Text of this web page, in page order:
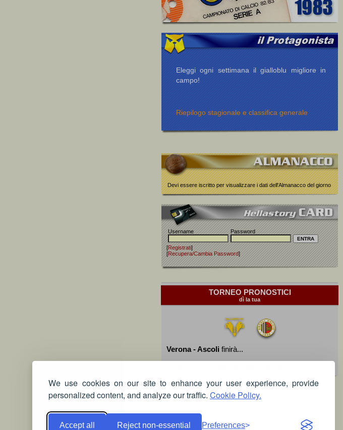
We use cookies on our site to enhance your user experience, provide
personalized content, and analyze our traffic. Cookie Policy.
Accept all Reject non-essential Preferences
Eleggi ogni settimana il gialloblu migliore in
campo!
Riepilogo stagionale e classifica generale
Devi essere iscritto per visualizzare i dati dell'Almanacco del giorno
Username Password
[Registrati]
[Recupera/Cambia Password]
TORNEO PRONOSTICI
dì la tua
Verona - Ascoli finirà...